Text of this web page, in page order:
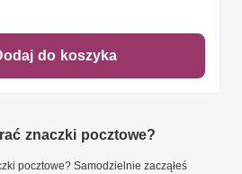
do koszyka
znaczki pocztowe?
pocztowe? Samodzielnie zacząłeś